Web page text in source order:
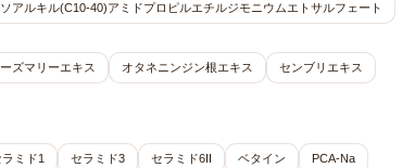
アルキル(C10-40)アミドプロピルエチルジモニウムエトサルフェート
ズマリーエキス オタネニンジン根エキス センブリエキス
ミド1 セラミド3 セラミド6II ベタイン PCA-Na